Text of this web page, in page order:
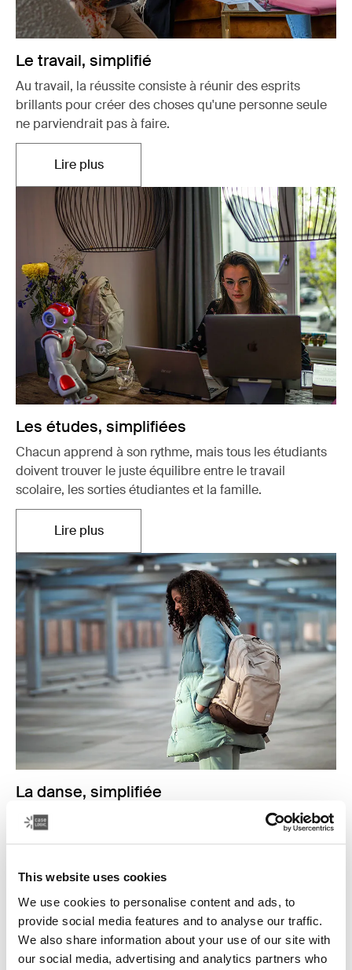
This website uses cookies
We use cookies to personalise content and ads, to
provide social media features and to analyse our traffic.
We also share information about your use of our site with
our social media, advertising and analytics partners who
Le travail, simplifié
Au travail, la réussite consiste à réunir des esprits
brillants pour créer des choses qu'une personne seule
ne parviendrait pas à faire.
Lire plusS'ouvre dans un nouvel onglet
Les études, simplifiées
Chacun apprend à son rythme, mais tous les étudiants
doivent trouver le juste équilibre entre le travail
scolaire, les sorties étudiantes et la famille.
Lire plusS'ouvre dans un nouvel onglet
La danse, simplifiée
La danse vous fait vibrer et vous passez de longues
Lire plusS'ouvre dans un nouvel onglet